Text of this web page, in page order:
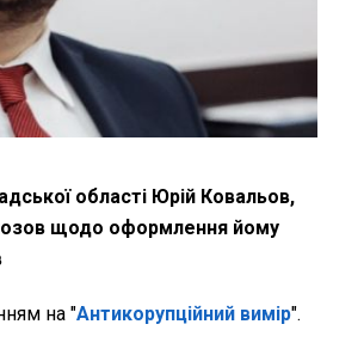
області Юрій Ковальов,
щодо оформлення йому
на "Антикорупційний вимір".